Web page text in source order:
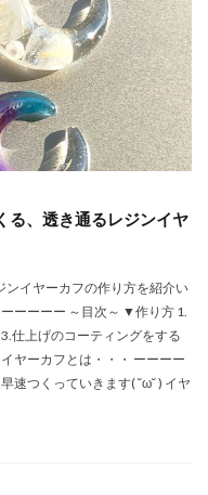
る、透き通るレジンイヤ
ンイヤーカフの作り方を紹介い
ーーーー ～目次～ ▼作り方 1.
仕上げのコーティングをする
ヤーカフとは・・・ ーーーー
速つくっていきます( ˘ω˘ ) イヤ